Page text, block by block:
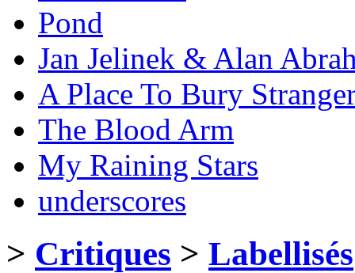
Pond
Jan Jelinek & Alan
A Place To Bury
The Blood Arm
My Raining Stars
underscores
> Critiques > Labellisés